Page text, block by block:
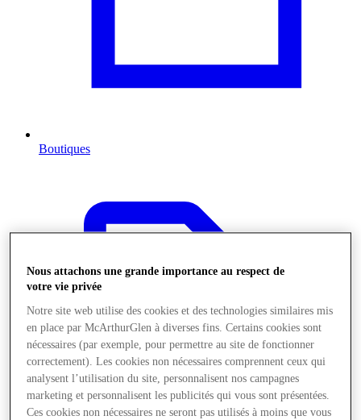
Boutiques
Nous attachons une grande importance au respect de
votre vie privée
Notre site web utilise des cookies et des technologies similaires mis
en place par McArthurGlen à diverses fins. Certains cookies sont
nécessaires (par exemple, pour permettre au site de fonctionner
correctement). Les cookies non nécessaires comprennent ceux qui
analysent l’utilisation du site, personnalisent nos campagnes
marketing et personnalisent les publicités qui vous sont présentées.
Ces cookies non nécessaires ne seront pas utilisés à moins que vous